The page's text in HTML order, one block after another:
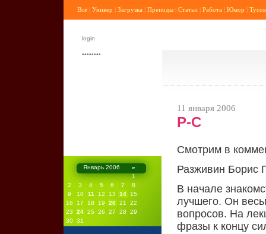
Всё | Универ | Загрузка | Преподы | Статьи | Работа | Юмор |
Январь 2006
»
1
2
3 4 5 6 7
8
9
10 11 12 13 14
15
16
17 18 19 20 21
22
23
24 25 26 27 28
29
30 31
11 января 2006
Р-С
Смотрим в
Разживин Борис
В начале
лучшего. Он
вопросов. На
фразы к концу